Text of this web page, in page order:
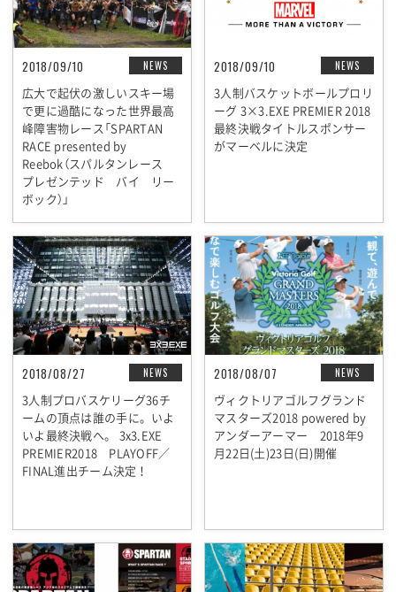
NEWS
2018/09/10
広大で起伏の激しいスキー場
で更に過酷になった世界最高
峰障害物レース「SPARTAN
RACE presented by
Reebok（スパルタンレース
プレゼンテッド バイ リー
ボック）」
NEWS
2018/09/10
3人制バスケットボールプロリ
ーグ 3×3.EXE PREMIER 2018
最終決戦タイトルスポンサー
がマーベルに決定
NEWS
2018/08/27
3人制プロバスケリーグ36チ
ームの頂点は誰の手に。いよ
いよ最終決戦へ。 3x3.EXE
PREMIER2018 PLAYOFF／
FINAL進出チーム決定！
NEWS
2018/08/07
ヴィクトリアゴルフグランド
マスターズ2018 powered by
アンダーアーマー 2018年9
月22日(土)23日(日)開催